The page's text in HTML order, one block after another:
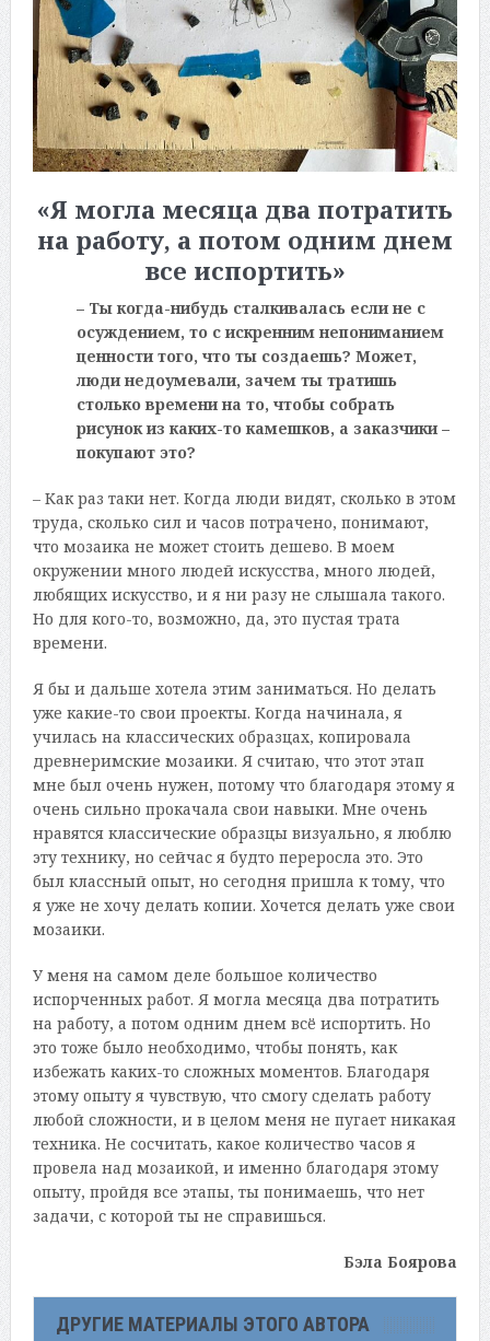
«Я могла месяца два потратить
на работу, а потом одним днем
все испортить»
– Ты когда-нибудь сталкивалась если не с
осуждением, то с искренним непониманием
ценности того, что ты создаешь? Может,
люди недоумевали, зачем ты тратишь
столько времени на то, чтобы собрать
рисунок из каких-то камешков, а заказчики –
покупают это?
– Как раз таки нет. Когда люди видят, сколько в этом
труда, сколько сил и часов потрачено, понимают,
что мозаика не может стоить дешево. В моем
окружении много людей искусства, много людей,
любящих искусство, и я ни разу не слышала такого.
Но для кого-то, возможно, да, это пустая трата
времени.
Я бы и дальше хотела этим заниматься. Но делать
уже какие-то свои проекты. Когда начинала, я
училась на классических образцах, копировала
древнеримские мозаики. Я считаю, что этот этап
мне был очень нужен, потому что благодаря этому я
очень сильно прокачала свои навыки. Мне очень
нравятся классические образцы визуально, я люблю
эту технику, но сейчас я будто переросла это. Это
был классный опыт, но сегодня пришла к тому, что
я уже не хочу делать копии. Хочется делать уже свои
мозаики.
У меня на самом деле большое количество
испорченных работ. Я могла месяца два потратить
на работу, а потом одним днем всё испортить. Но
это тоже было необходимо, чтобы понять, как
избежать каких-то сложных моментов. Благодаря
этому опыту я чувствую, что смогу сделать работу
любой сложности, и в целом меня не пугает никакая
техника. Не сосчитать, какое количество часов я
провела над мозаикой, и именно благодаря этому
опыту, пройдя все этапы, ты понимаешь, что нет
задачи, с которой ты не справишься.
Бэла Боярова
ДРУГИЕ МАТЕРИАЛЫ ЭТОГО АВТОРА